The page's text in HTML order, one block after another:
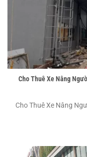
Cho Thuê Xe Nâng
Cho Thuê Xe Nâng